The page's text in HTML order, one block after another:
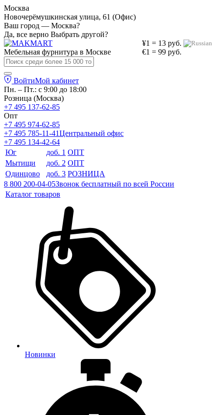
Москва
Новочерёмушкинская улица, 61 (Офис)
Ваш город — Москва?
Да, все верно Выбрать другой?
¥1 = 13 руб.
€1 = 99 руб.
Мебельная фурнитура в Москве
ВойтиМой кабинет
Пн. – Пт.: с 9:00 до 18:00
Розница (Москва)
+7 495 137-62-85
Опт
+7 495 974-62-85
+7 495 785-11-41Центральный офис
+7 495 134-42-64
Юг
доб. 1 ОПТ
Мытищи
доб. 2 ОПТ
Одинцово
доб. 3 РОЗНИЦА
8 800 200-04-05Звонок бесплатный по всей России
Каталог товаров
Новинки